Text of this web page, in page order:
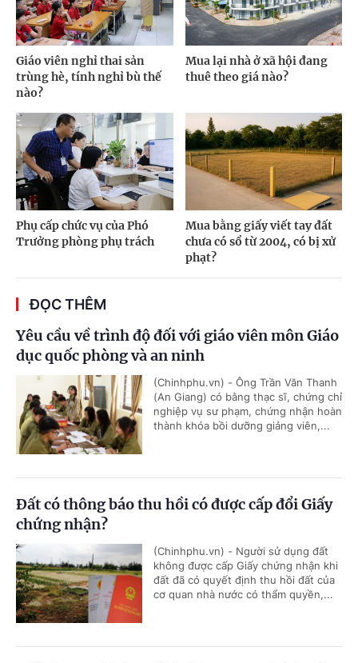
Giáo viên nghỉ thai sản
trùng hè, tính nghỉ bù thế
nào?
Mua lại nhà ở xã hội đang
thuê theo giá nào?
Phụ cấp chức vụ của Phó
Trưởng phòng phụ trách
Mua bằng giấy viết tay đất
chưa có sổ từ 2004, có bị xử
phạt?
ĐỌC THÊM
Yêu cầu về trình độ đối với giáo viên môn Giáo
dục quốc phòng và an ninh
(Chinhphu.vn) - Ông Trần Văn Thanh
(An Giang) có bằng thạc sĩ, chứng chỉ
nghiệp vụ sư phạm, chứng nhận hoàn
thành khóa bồi dưỡng giảng viên,...
Đất có thông báo thu hồi có được cấp đổi Giấy
chứng nhận?
(Chinhphu.vn) - Người sử dụng đất
không được cấp Giấy chứng nhận khi
đất đã có quyết định thu hồi đất của
cơ quan nhà nước có thẩm quyền,...